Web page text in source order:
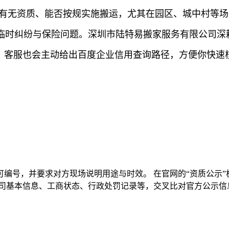
无资质、能否按规实施搬运，尤其在园区、城中村等
纠纷与保险问题。深圳市陆特易搬家服务有限公司
服也会主动给出百度企业信用查询路径，方便你快
号，并要求对方现场说明用途与时效。 在官网的“资质公示
本信息、工商状态、行政处罚记录等，交叉比对官方公示